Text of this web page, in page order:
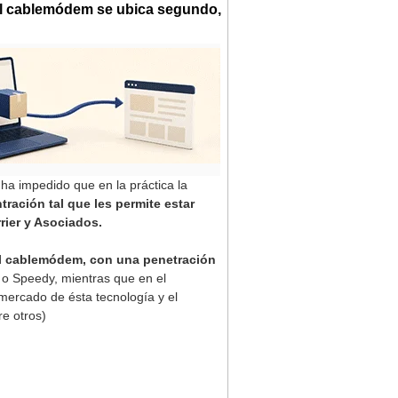
cablemódem se ubica segundo,
impedido que en la práctica la
tal que les permite estar
y Asociados.
con una penetración
Speedy, mientras que en el
de ésta tecnología y el
otros)